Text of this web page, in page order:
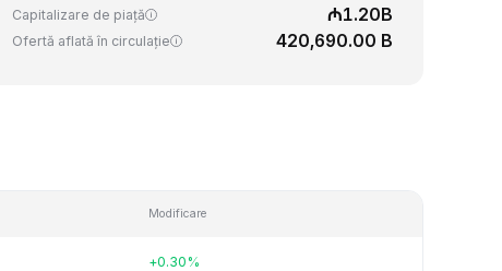
Capitalizare de piață ₼1.20B
Ofertă aflată în circulație 420,690.00 B
Modificare
+0.30%